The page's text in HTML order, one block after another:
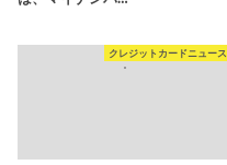
クレジットカードニュース